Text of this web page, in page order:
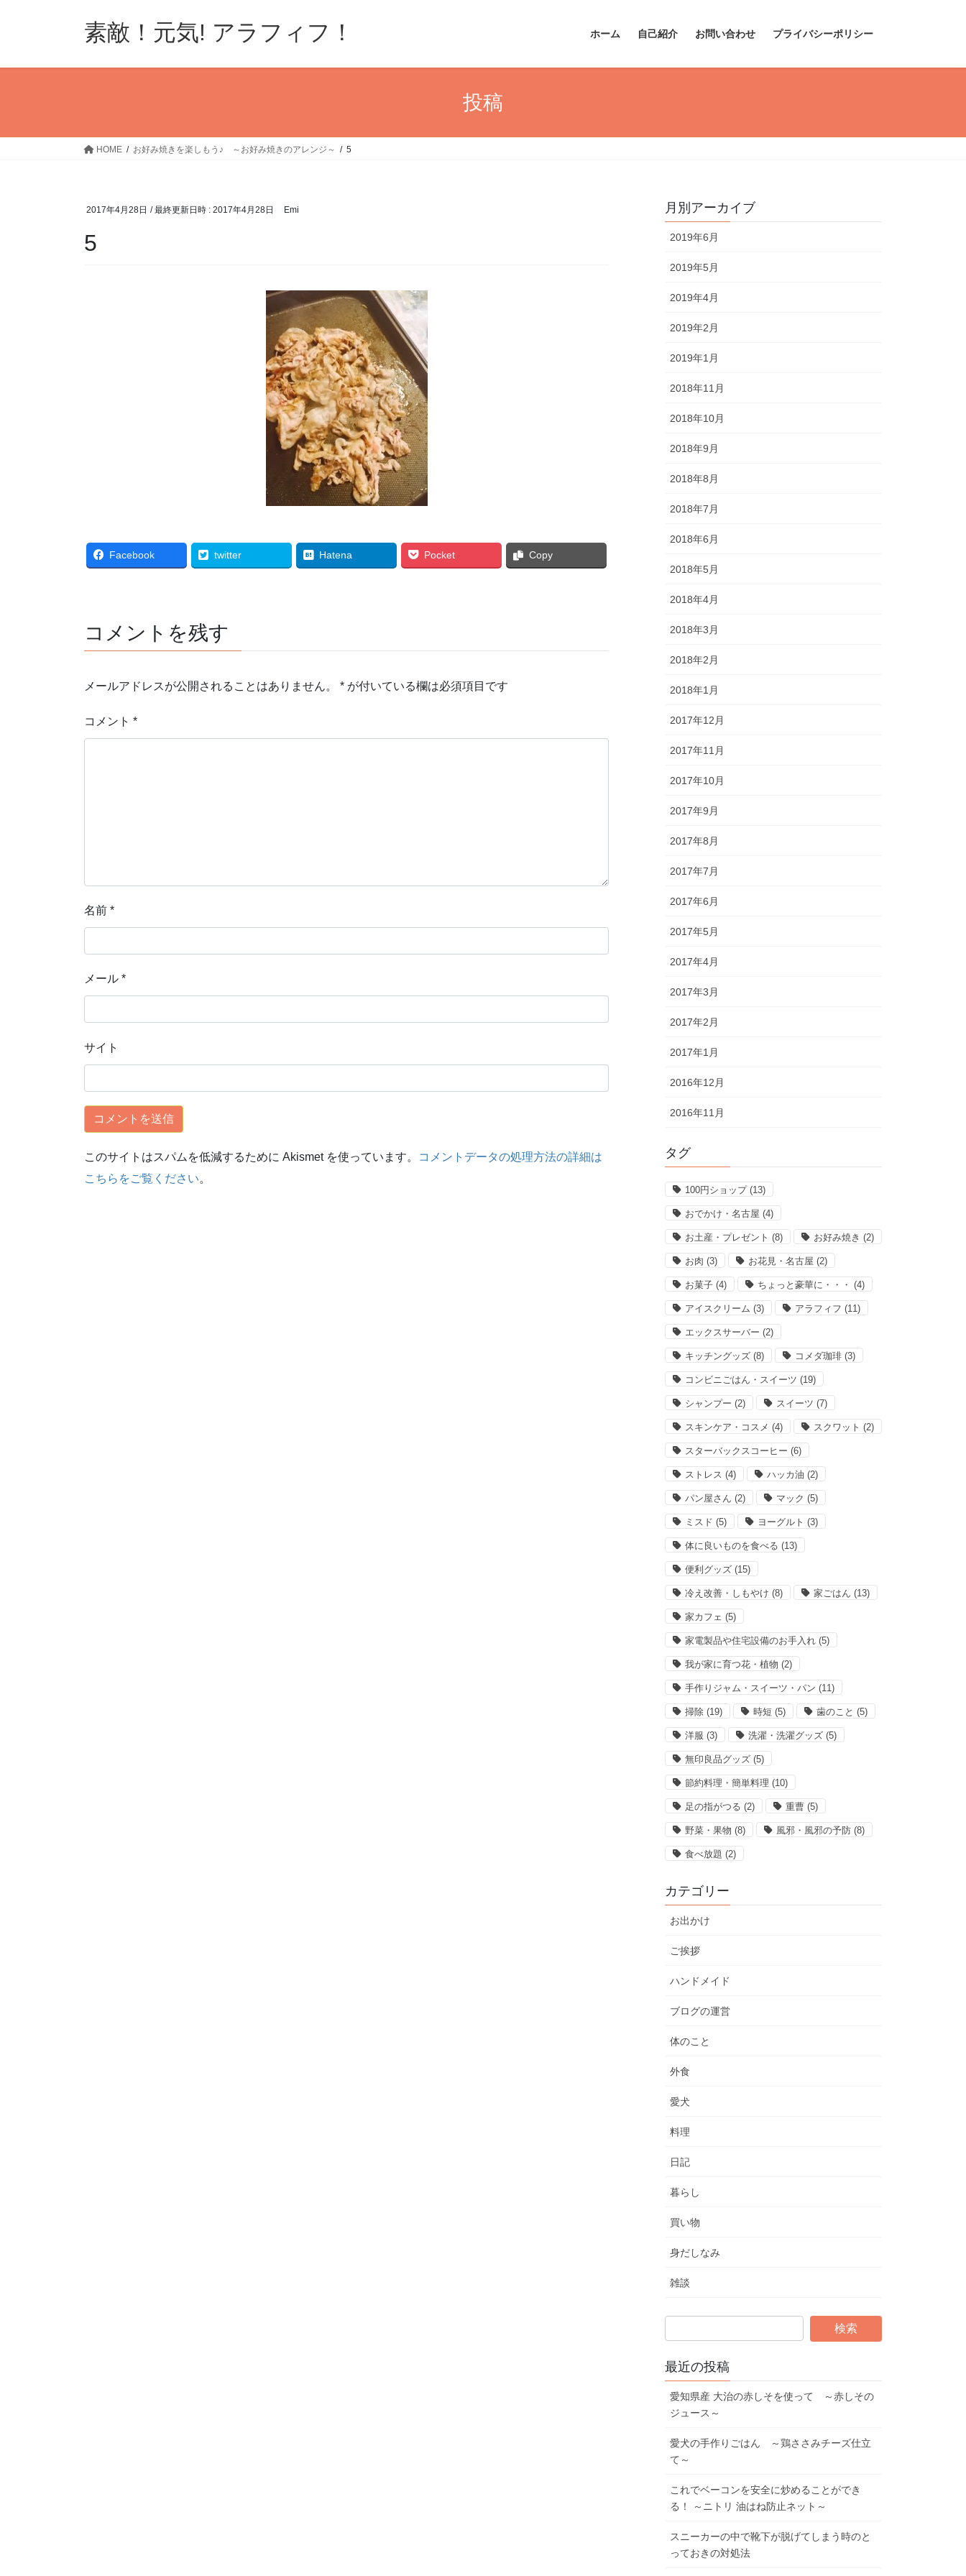
素敵！元気! アラフィフ！ ホーム 自己紹介 お問い合わせ プライバシーポリシー
投稿
HOME お好み焼きを楽しもう♪ ～お好み焼きのアレンジ～ 5
2017年4月28日 / 最終更新日時 : 2017年4月28日 Emi
5
Facebook twitter Hatena Pocket Copy
コメントを残す
メールアドレスが公開されることはありません。 * が付いている欄は必須項目です
コメント *
名前 *
メール *
サイト
このサイトはスパムを低減するために Akismet を使っています。
コメントデータの処理方法の詳細は
こちらをご覧ください。
月別アーカイブ
2019年6月
2019年5月
2019年4月
2019年2月
2019年1月
2018年11月
2018年10月
2018年9月
2018年8月
2018年7月
2018年6月
2018年5月
2018年4月
2018年3月
2018年2月
2018年1月
2017年12月
2017年11月
2017年10月
2017年9月
2017年8月
2017年7月
2017年6月
2017年5月
2017年4月
2017年3月
2017年2月
2017年1月
2016年12月
2016年11月
タグ
100円ショップ(13)
おでかけ・名古屋 (4)
お土産・プレゼント (8) お好み焼き (2)
お肉 (3) お花見・名古屋 (2)
お菓子 (4) ちょっと豪華に・・・ (4)
アイスクリーム (3) アラフィフ (11)
エックスサーバー (2)
キッチングッズ (8) コメダ珈琲 (3)
コンビニごはん・スイーツ (19)
シャンプー (2) スイーツ (7)
スキンケア・コスメ (4) スクワット (2)
スターバックスコーヒー (6)
ストレス (4) ハッカ油 (2)
パン屋さん (2) マック (5)
ミスド (5) ヨーグルト (3)
体に良いものを食べる (13)
便利グッズ (15)
冷え改善・しもやけ (8) 家ごはん (13)
家カフェ (5)
家電製品や住宅設備のお手入れ (5)
我が家に育つ花・植物 (2)
手作りジャム・スイーツ・パン (11)
掃除 (19) 時短 (5) 歯のこと (5)
洋服 (3) 洗濯・洗濯グッズ (5)
無印良品グッズ (5)
節約料理・簡単料理 (10)
足の指がつる (2) 重曹 (5)
野菜・果物 (8) 風邪・風邪の予防 (8)
食べ放題 (2)
カテゴリー
お出かけ
ご挨拶
ハンドメイド
ブログの運営
体のこと
外食
愛犬
料理
日記
暮らし
買い物
身だしなみ
雑談
最近の投稿
愛知県産 大治の赤しそを使って ～赤しその
ジュース～
愛犬の手作りごはん ～鶏ささみチーズ仕立
て～
これでベーコンを安全に炒めることができ
る！ ～ニトリ 油はね防止ネット～
スニーカーの中で靴下が脱げてしまう時のと
っておきの対処法